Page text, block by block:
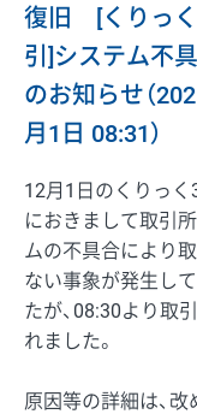
復旧 [くりっ
引]システム不
のお知らせ（
月1日 08:31）
12月1日のくりっく
におきまして取引
ムの不具合により
ない事象が発生し
たが、08:30より取
れました。
原因等の詳細は、改